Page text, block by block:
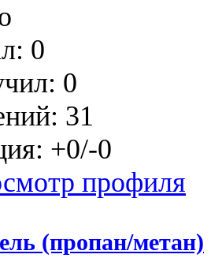
0
0
31
+0/-0
(пропан/метан)